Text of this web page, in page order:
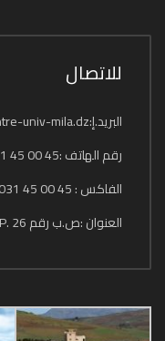
للاتصال
البريد.إ:admin.site@centre-univ-mila.dz
رقم الهاتف :45 00 45 031
الفاكس : 45 00 45 031
العنوان :ص.ب رقم 26 .RP ميلة 43000 الجزائر